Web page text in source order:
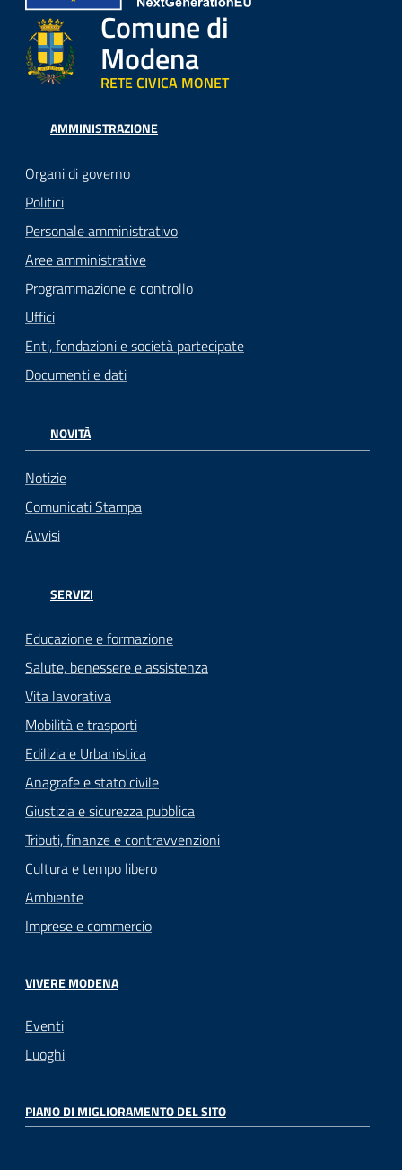
Comune di
Modena
RETE CIVICA MONET
AMMINISTRAZIONE
Organi di governo
Politici
Personale amministrativo
Aree amministrative
Programmazione e controllo
Uffici
Enti, fondazioni e società partecipate
Documenti e dati
NOVITÀ
Notizie
Comunicati Stampa
Avvisi
SERVIZI
Educazione e formazione
Salute, benessere e assistenza
Vita lavorativa
Mobilità e trasporti
Edilizia e Urbanistica
Anagrafe e stato civile
Giustizia e sicurezza pubblica
Tributi, finanze e contravvenzioni
Cultura e tempo libero
Ambiente
Imprese e commercio
VIVERE MODENA
Eventi
Luoghi
PIANO DI MIGLIORAMENTO DEL SITO